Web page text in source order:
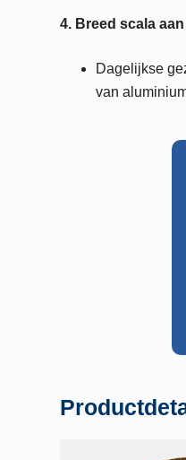
4. Breed scala
Dagelijkse
van